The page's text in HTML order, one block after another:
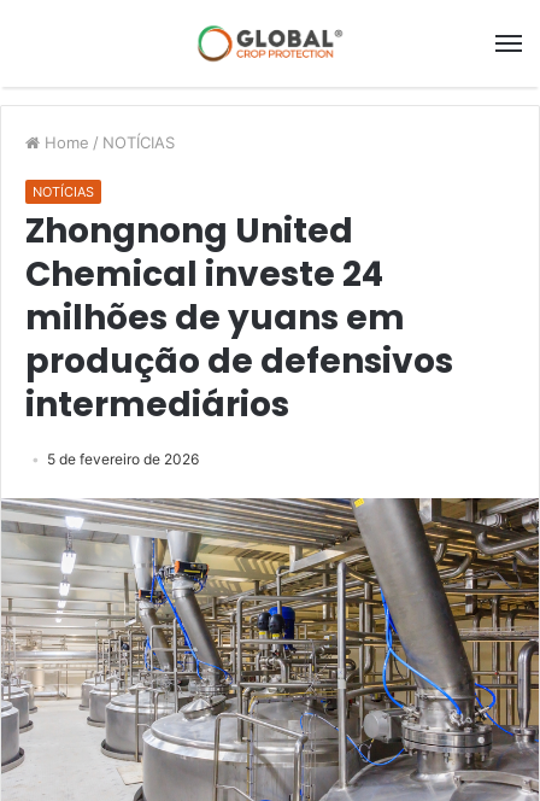
Home / NOTÍCIAS
NOTÍCIAS
Zhongnong United
Chemical investe 24
milhões de yuans em
produção de defensivos
intermediários
5 de fevereiro de 2026